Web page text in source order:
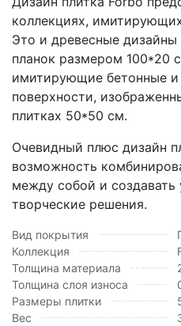
коллекциях,
Это и древесные дизайны
планок размером 100*20
имитирующие бетонные и
поверхности,
плитках 50*50 см.
Очевидный плюс дизайн
возможность
между собой и создавать
творческие решения.
Вид покрытия
Коллекция
Толщина материала
Толщина слоя износа
Размеры плитки
Вес